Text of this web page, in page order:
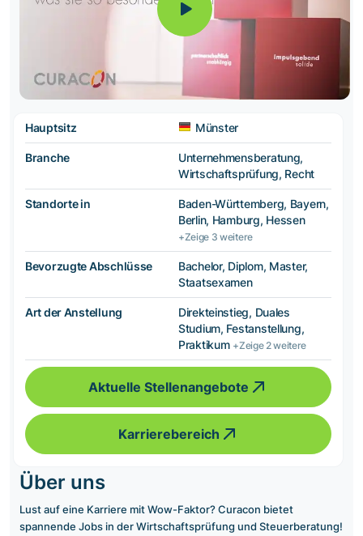
Hauptsitz Münster
Branche
Unternehmensberatung,
Wirtschaftsprüfung, Recht
Standorte in
Baden-Württemberg, Bayern,
Berlin, Hamburg, Hessen
+Zeige 3 weitere
Bevorzugte Abschlüsse
Bachelor, Diplom, Master,
Staatsexamen
Art der Anstellung
Direkteinstieg, Duales
Studium, Festanstellung,
Praktikum +Zeige 2 weitere
Aktuelle Stellenangebote
Karrierebereich
Über uns
Lust auf eine Karriere mit Wow-Faktor? Curacon bietet
spannende Jobs in der Wirtschaftsprüfung und Steuerberatung!